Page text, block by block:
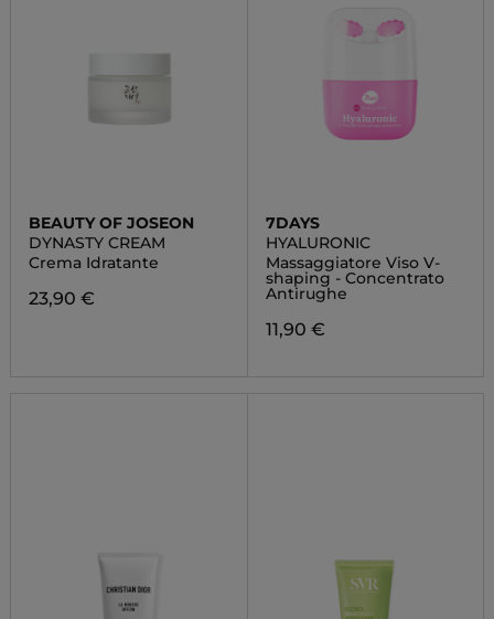
BEAUTY OF JOSEON
DYNASTY CREAM
Crema Idratante
23,90 €
7DAYS
HYALURONIC
Massaggiatore Viso V-
shaping - Concentrato
Antirughe
11,90 €